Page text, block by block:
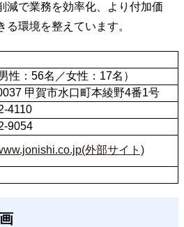
減で業務を効率化、より付加価
環境を整えています。
性：56名／女性：17名）
甲賀市水口町本綾野4番1号
4110
9054
外部サイト)